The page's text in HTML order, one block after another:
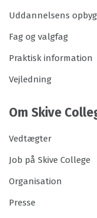
Uddannelsens
Fag og valgfag
Praktisk information
Vejledning
Om Skive
Vedtægter
Job på Skive College
Organisation
Presse